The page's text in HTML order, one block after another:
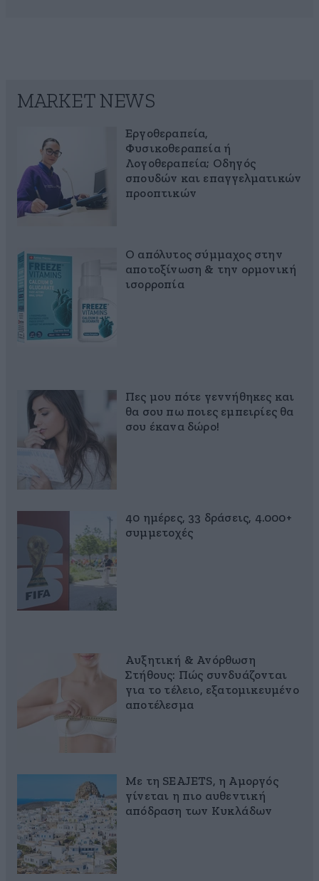
MARKET NEWS
Εργοθεραπεία,
Φυσικοθεραπεία ή
Λογοθεραπεία; Οδηγός
σπουδών και επαγγελματικών
προοπτικών
Ο απόλυτος σύμμαχος στην
αποτοξίνωση & την ορμονική
ισορροπία
Πες μου πότε γεννήθηκες και
θα σου πω ποιες εμπειρίες θα
σου έκανα δώρο!
40 ημέρες, 33 δράσεις, 4.000+
συμμετοχές
Αυξητική & Ανόρθωση
Στήθους: Πώς συνδυάζονται
για το τέλειο, εξατομικευμένο
αποτέλεσμα
Με τη SEAJETS, η Αμοργός
γίνεται η πιο αυθεντική
απόδραση των Κυκλάδων